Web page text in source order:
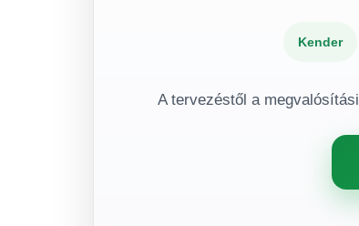
Kender
A tervezéstől a